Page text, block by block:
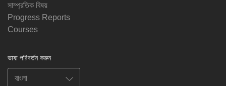
সাম্প্রতিক বিষয়
Progress Reports
Courses
ভাষা পরিবর্তন করুন